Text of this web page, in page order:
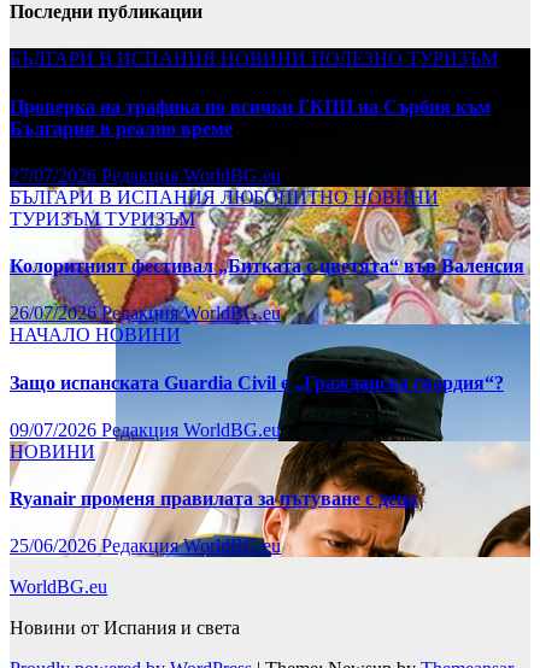
Последни публикации
БЪЛГАРИ В ИСПАНИЯ НОВИНИ ПОЛЕЗНО ТУРИЗЪМ
Проверка на трафика по всички ГКПП на Сърбия към
България в реално време
27/07/2026 Редакция WorldBG.eu
БЪЛГАРИ В ИСПАНИЯ ЛЮБОПИТНОНОВИНИ
ТУРИЗЪМТУРИЗЪМ
Колоритният фестивал „Битката с цветята“ във Валенсия
26/07/2026Редакция WorldBG.eu
НАЧАЛО НОВИНИ
Защо испанската Guardia Civil е „Гражданска гвардия“?
09/07/2026 Редакция WorldBG.eu
НОВИНИ
Ryanair променя правилата за пътуване с деца
25/06/2026Редакция WorldBG.eu
WorldBG.eu
Новини от Испания и света